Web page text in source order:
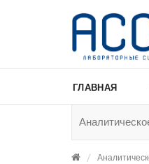
ГЛАВНАЯ